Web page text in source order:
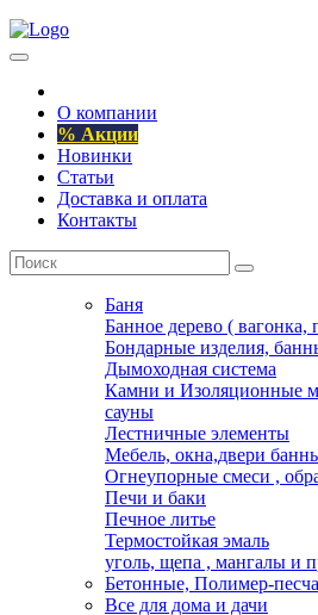
О компании
% Акции
Новинки
Статьи
Доставка и оплата
Контакты
Баня
Банное дерево ( вагонка,
Бондарные изделия,
Дымоходная система
Камни и Изоляционные
сауны
Лестничные элементы
Мебель, окна,двери
Огнеупорные смеси ,
Печи и баки
Печное литье
Термостойкая эмаль
уголь, щепа , мангалы и
Бетонные, Полимер-
Все для дома и дачи